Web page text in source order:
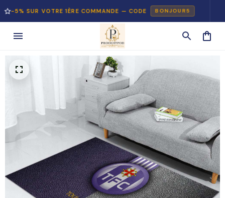
SUR VOTRE 1ÈRE COMMANDE — CODE BONJOUR5